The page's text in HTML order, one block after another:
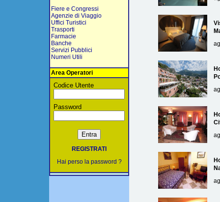
Fiere e Congressi
Agenzie di Viaggio
Uffici Turistici
Trasporti
Farmacie
Banche
Servizi Pubblici
Numeri Utili
Area Operatori
Codice Utente
Password
REGISTRATI
Hai perso la password ?